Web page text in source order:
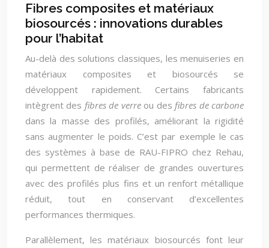
Fibres composites et matériaux
biosourcés : innovations durables
pour l’habitat
Au-delà des solutions classiques, les menuiseries en
matériaux composites et biosourcés se
développent rapidement. Certains fabricants
intègrent des fibres de verreou desfibres de carbone
dans la masse des profilés, améliorant la rigidité
sans augmenter le poids. C’est par exemple le cas
des systèmes à base de RAU-FIPRO chez Rehau,
qui permettent de réaliser de grandes ouvertures
avec des profilés plus fins et un renfort métallique
réduit, tout en conservant d’excellentes
performances thermiques.
Parallèlement, les matériaux biosourcés font leur